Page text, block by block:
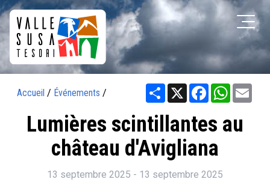
Accueil / Événements / Share X Facebook
Lumières scintillantes au
château d'Avigliana
13 septembre 2025 - 13 septembre 2025